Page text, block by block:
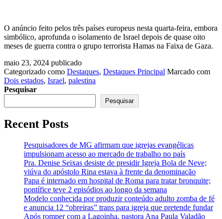
O anúncio feito pelos três países europeus nesta quarta-feira, embora
simbólico, aprofunda o isolamento de Israel depois de quase oito
meses de guerra contra o grupo terrorista Hamas na Faixa de Gaza.
maio 23, 2024 publicado
Categorizado como Destaques, Destaques Principal Marcado com
Dois estados, Israel, palestina
Pesquisar
Pesquisar
Recent Posts
Pesquisadores de MG afirmam que igrejas evangélicas
impulsionam acesso ao mercado de trabalho no país
Pra. Denise Seixas desiste de presidir Igreja Bola de Neve;
viúva do apóstolo Rina estava à frente da denominação
Papa é internado em hospital de Roma para tratar bronquite;
pontífice teve 2 episódios ao longo da semana
Modelo conhecida por produzir conteúdo adulto zomba de fé
e anuncia 12 “obreiras” trans para igreja que pretende fundar
Após romper com a Lagoinha, pastora Ana Paula Valadão